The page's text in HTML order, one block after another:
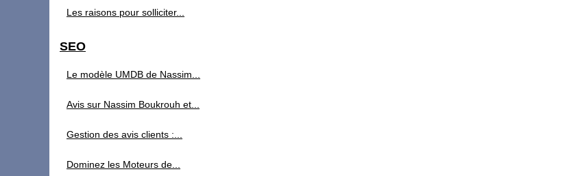
Les raisons pour solliciter...
SEO
Le modèle UMDB de Nassim...
Avis sur Nassim Boukrouh et...
Gestion des avis clients :...
Dominez les Moteurs de...